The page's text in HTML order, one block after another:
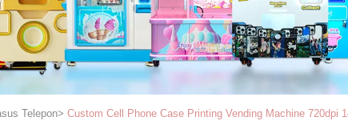
Telepon> Custom Cell Phone Case Printing Vending Machine 720dpi